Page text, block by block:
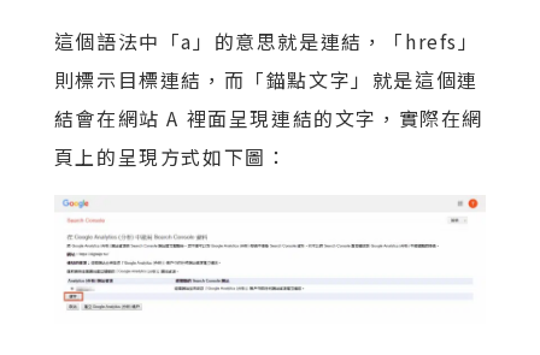
這個語法中「a」的意思就是連結，「hrefs」
則標示目標連結，而「錨點文字」就是這個連
結會在網站 A 裡面呈現連結的文字，實際在網
頁上的呈現方式如下圖：